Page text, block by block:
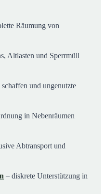
Räumung von
Altlasten und Sperrmüll
schaffen und ungenutzte
in Nebenräumen
Abtransport und
– diskrete Unterstützung in